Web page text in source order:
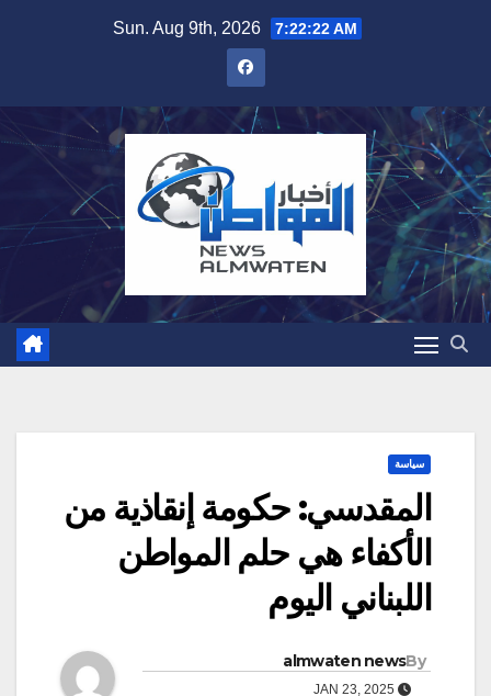
Sun. Aug 9th, 2026 7:22:23 AM
سياسة
المقدسي: حكومة إنقاذية من
الأكفاء هي حلم المواطن
اللبناني اليوم
By
almwaten news